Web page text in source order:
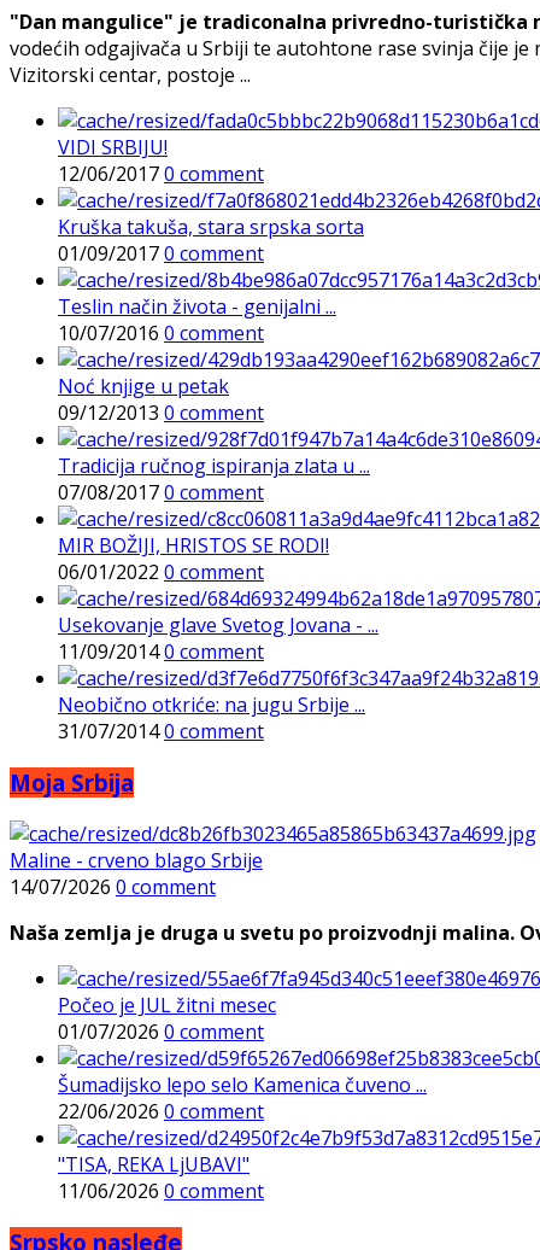
"Dan mangulice" je tradiconalna privredno-turistička
vodećih odgajivača u Srbiji te autohtone rase svinja čije je
Vizitorski centar, postoje ...
VIDI SRBIJU!
12/06/20170 comment
Kruška takuša, stara srpska sorta
01/09/20170 comment
Teslin način života - genijalni ...
10/07/2016 0 comment
Noć knjige u petak
09/12/2013 0 comment
Tradicija ručnog ispiranja zlata u ...
07/08/20170 comment
MIR BOŽIJI, HRISTOS SE RODI!
06/01/2022 0 comment
Usekovanje glave Svetog Jovana - ...
11/09/20140 comment
Neobično otkriće: na jugu Srbije ...
31/07/20140 comment
Moja Srbija
Maline - crveno blago Srbije
14/07/2026 0 comment
Naša zemlja je druga u svetu po proizvodnji malina.
Počeo je JUL žitni mesec
01/07/2026 0 comment
Šumadijsko lepo selo Kamenica čuveno ...
22/06/2026 0 comment
"TISA, REKA LjUBAVI"
11/06/2026 0 comment
Srpsko nasleđe